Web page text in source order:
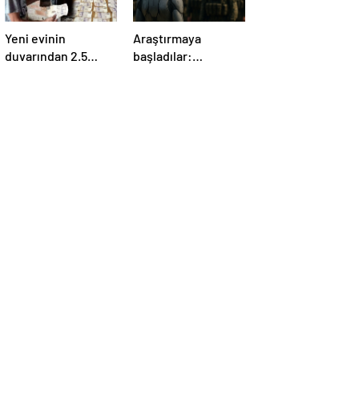
Yeni evinin
duvarından 2.5
Araştırmaya
başladılar: